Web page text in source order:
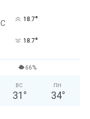
C 18.7°
18.7°
66%
ВС
31 °
ПН
34°